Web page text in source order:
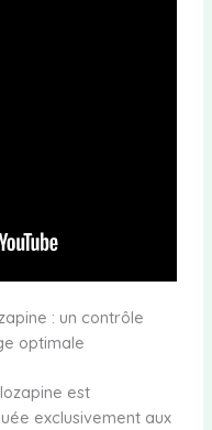
: un contrôle
optimale
est
exclusivement aux